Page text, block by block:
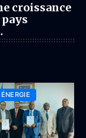
croissance
pays